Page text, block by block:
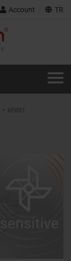
Account TR
KFK01